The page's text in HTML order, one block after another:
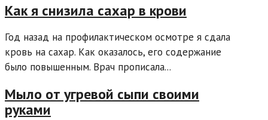
Как я снизила сахар в крови
Год назад на профилактическом осмотре я сдала
кровь на сахар. Как оказалось, его содержание
было повышенным. Врач прописала...
Мыло от угревой сыпи своими
руками